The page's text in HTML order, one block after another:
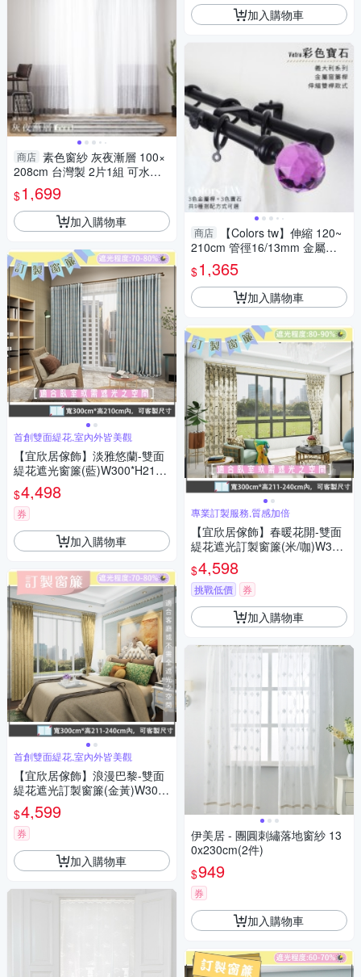
商店 素色窗紗 灰夜漸層 100×
208cm 台灣製 2片1組 可水洗
落地窗 灰色 白色 時尚 紗簾 兩
倍抓皺
$1,699
加入購物車
首創雙面緹花,室內外皆美觀
【宜欣居傢飾】淡雅悠蘭-雙面
緹花遮光窗簾(藍)W300*H210c
m以內可指定尺寸/遮光/摺景/落
地/窗簾/台灣製MIT
$4,498
券
加入購物車
首創雙面緹花,室內外皆美觀
【宜欣居傢飾】浪漫巴黎-雙面
緹花遮光訂製窗簾(金黃)W300*
H211-240cm以內*2片/台灣製
$4,599
券
加入購物車
加入購物車
商店
【Colors tw】伸縮 120~
210cm 管徑16/13mm 金屬窗
簾桿組 義大利系列 雙桿 彩色寶
石 台灣製
$1,365
加入購物車
專業訂製服務,質感加倍
【宜欣居傢飾】春暖花開-雙面
緹花遮光訂製窗簾(米/咖)W300
*H211-240cm以內
$4,598
挑戰低價 券
加入購物車
伊美居 - 團圓刺繡落地窗紗 13
0x230cm(2件)
$949
券
加入購物車